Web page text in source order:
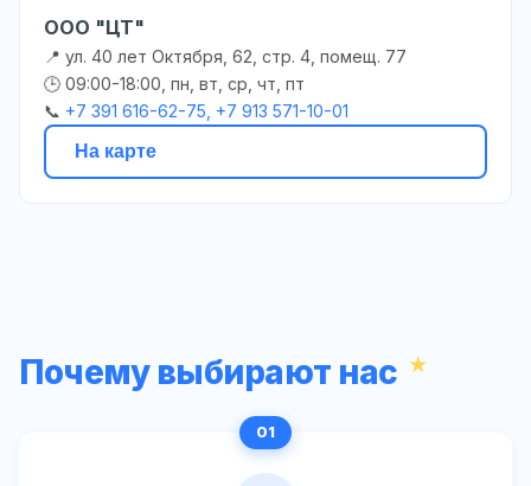
ООО "ЦТ"
📍 ул. 40 лет Октября, 62, стр. 4, помещ. 77
🕒 09:00-18:00, пн, вт, ср, чт, пт
📞 +7 391 616-62-75, +7 913 571-10-01
На карте
Почему выбирают нас